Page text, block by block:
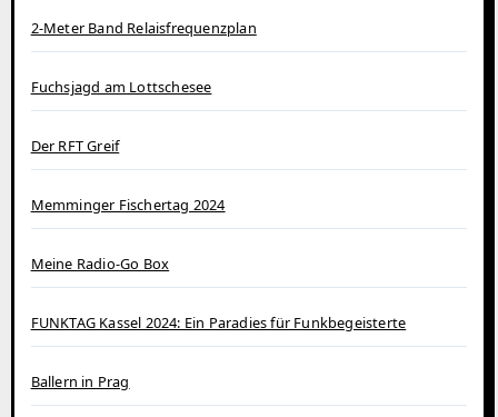
2-Meter Band Relaisfrequenzplan
Fuchsjagd am Lottschesee
Der RFT Greif
Memminger Fischertag 2024
Meine Radio-Go Box
FUNKTAG Kassel 2024: Ein Paradies für Funkbegeisterte
Ballern in Prag